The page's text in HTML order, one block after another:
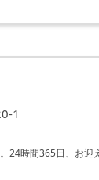
1
24時間365日、お迎